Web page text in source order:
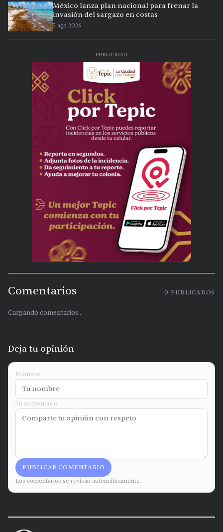
México lanza plan nacional para frenar la
invasión del sargazo en costas
5 ago 2026
PUBLICIDAD
Comentarios 0 PUBLICADOS
Cargando comentarios...
Deja tu opinión
Nombre
Tu comentario
PUBLICAR COMENTARIO
Los comentarios se revisan automáticamente.